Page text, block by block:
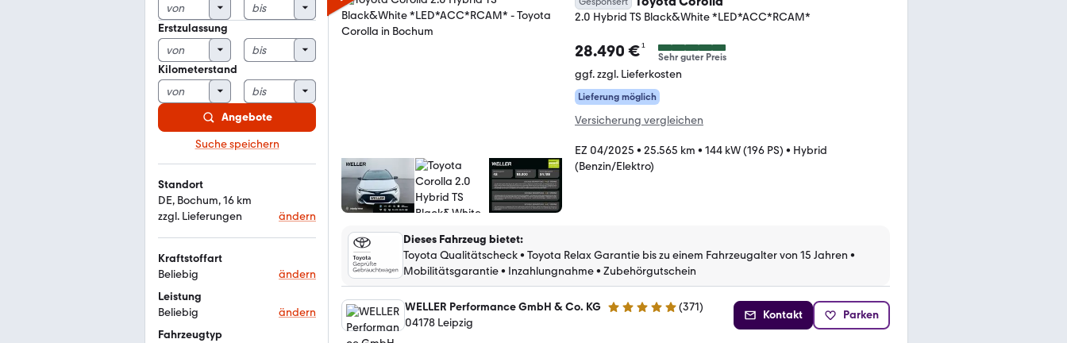
Erstzulassung
Kilometerstand
Angebote
Suche speichern
Standort
DE, Bochum, 16 km
zzgl. Lieferungen
ändern
Kraftstoffart
Beliebig
ändern
Leistung
Beliebig
ändern
Fahrzeugtyp
2.0 Hybrid TS Black&White *LED*ACC*RCAM*
28.490 €¹
Sehr guter Preis
ggf. zzgl. Lieferkosten
Lieferung möglich
Versicherung vergleichen
EZ 04/2025 • 25.565 km • 144 kW (196 PS) • Hybrid
(Benzin/Elektro)
Dieses Fahrzeug bietet:
Toyota Qualitätscheck• Toyota Relax Garantie bis zu einem Fahrzeugalter von 15 Jahren •
Mobilitätsgarantie• Inzahlungnahme• Zubehörgutschein
WELLER Performance GmbH & Co. KG 4.8 Sterne (371)
04178 Leipzig
Kontakt Parken